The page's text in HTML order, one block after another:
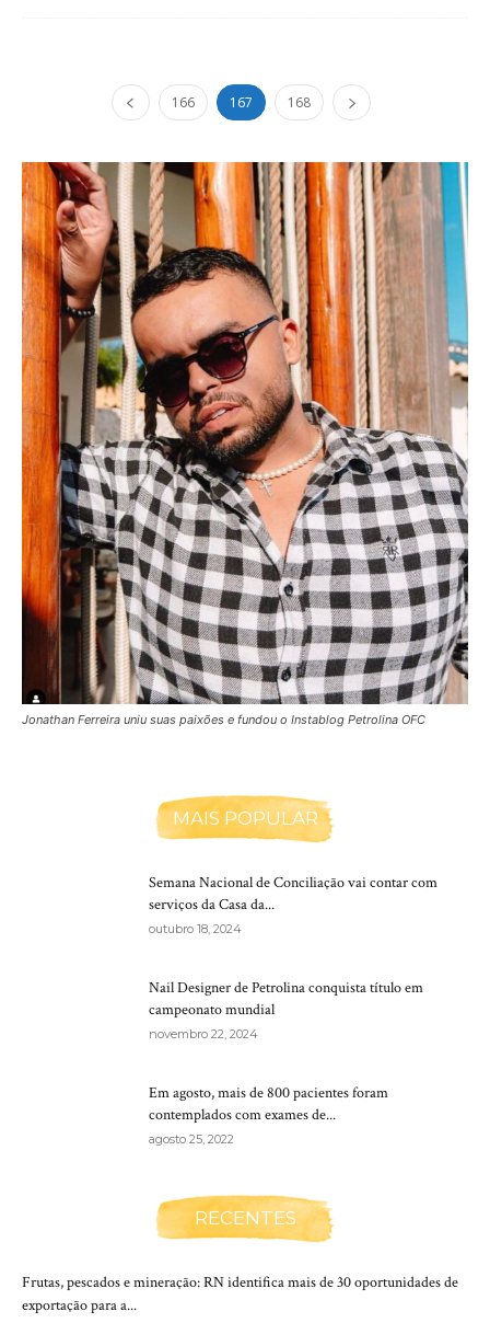
166 167 168
Jonathan Ferreira uniu suas paixões e fundou o Instablog Petrolina OFC
MAIS POPULAR
Semana Nacional de Conciliação vai contar com
serviços da Casa da...
outubro 18, 2024
Nail Designer de Petrolina conquista título em
campeonato mundial
novembro 22, 2024
Em agosto, mais de 800 pacientes foram
contemplados com exames de...
agosto 25, 2022
RECENTES
Frutas, pescados e mineração: RN identifica mais de 30 oportunidades de
exportação para a...